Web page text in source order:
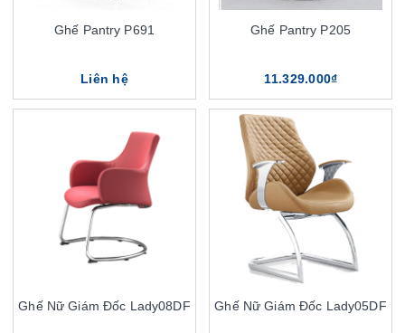
Ghế Pantry P691
Liên hệ
Ghế Pantry P205
11.329.000₫
Ghế Nữ Giám Đốc Lady08DF Ghế Nữ Giám Đốc Lady05DF